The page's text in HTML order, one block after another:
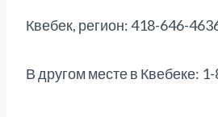
Квебек, регион: 418-646-
В другом месте в Квебеке: